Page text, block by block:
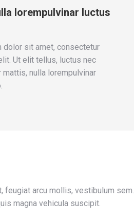
lorempulvinar luctus
dolor sit amet, consectetur
Ut elit tellus, luctus nec
mattis, nulla lorempulvinar
feugiat arcu mollis, vestibulum sem.
magna vehicula suscipit.